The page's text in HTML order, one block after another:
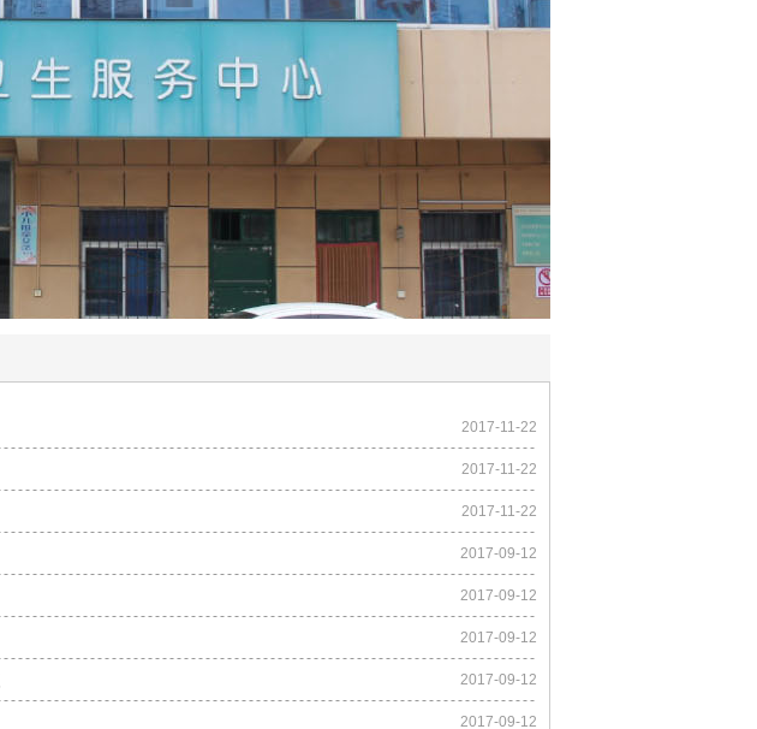
2017-11-22
2017-11-22
2017-11-22
2017-09-12
2017-09-12
2017-09-12
2017-09-12
2017-09-12